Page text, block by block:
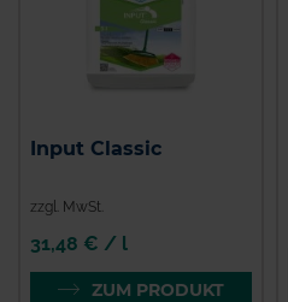
Input Classic
zzgl. MwSt.
31,48 € / l
ZUM PRODUKT